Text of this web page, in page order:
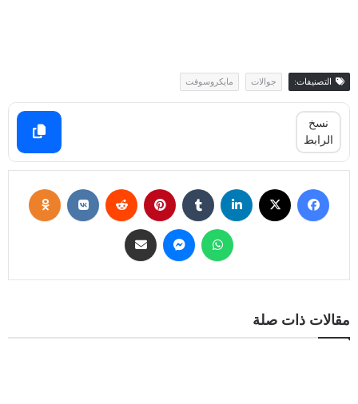
التصنيفات: جوالات مايكروسوفت
نسخ
الرابط
مقالات ذات صلة